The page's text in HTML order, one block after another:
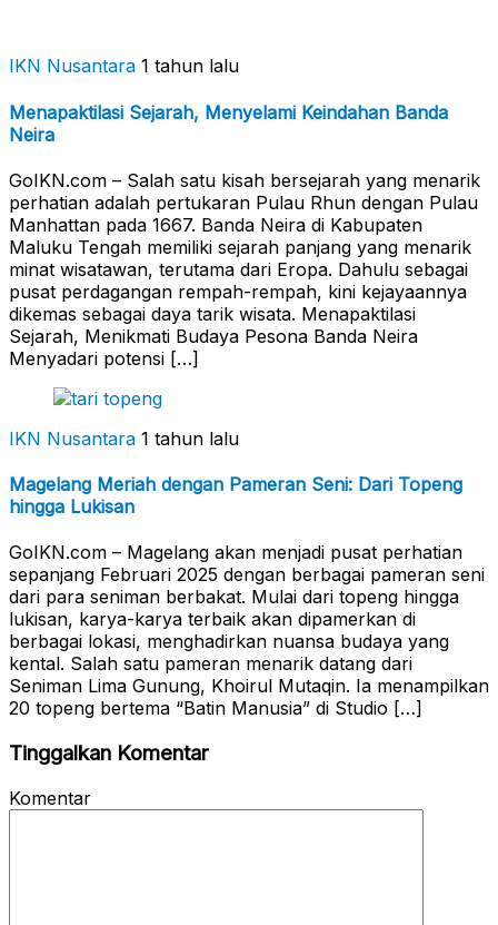
IKN Nusantara 1 tahun lalu
Menapaktilasi Sejarah, Menyelami Keindahan Banda
Neira
GoIKN.com – Salah satu kisah bersejarah yang menarik
perhatian adalah pertukaran Pulau Rhun dengan Pulau
Manhattan pada 1667. Banda Neira di Kabupaten
Maluku Tengah memiliki sejarah panjang yang menarik
minat wisatawan, terutama dari Eropa. Dahulu sebagai
pusat perdagangan rempah-rempah, kini kejayaannya
dikemas sebagai daya tarik wisata. Menapaktilasi
Sejarah, Menikmati Budaya Pesona Banda Neira
Menyadari potensi […]
IKN Nusantara 1 tahun lalu
Magelang Meriah dengan Pameran Seni: Dari Topeng
hingga Lukisan
GoIKN.com – Magelang akan menjadi pusat perhatian
sepanjang Februari 2025 dengan berbagai pameran seni
dari para seniman berbakat. Mulai dari topeng hingga
lukisan, karya-karya terbaik akan dipamerkan di
berbagai lokasi, menghadirkan nuansa budaya yang
kental. Salah satu pameran menarik datang dari
Seniman Lima Gunung, Khoirul Mutaqin. Ia menampilkan
20 topeng bertema “Batin Manusia” di Studio […]
Tinggalkan Komentar
Komentar